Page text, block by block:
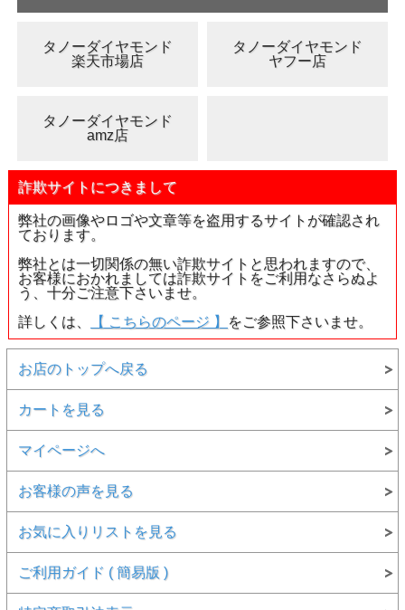
ジュエリー加工を全て見る
2月27日の誕生日石： アメジスト ( 宝石からのメッセ
ージ ： 変身、気ままな愛 )
ージ ： 達成 )
2月の誕生石： アメシスト
和名：紫水晶
● 発送 ： ご注文確定後、即日～3営業日以内に発送しま
す。発送についての詳しい説明を見る
● 品番 ： 42770
● カラット ： 1.12ct
● 寸法 ： 約 8.1 - 6.0 × 3.9 mm
● 付属品 ： 簡易ルースケース、品質証明書
【 重要なお知らせ 】
● こちらの商品は、
説明
● 在庫を実店舗等と共有しております。稀ではございます
が、ご注文のタイミングによりましては、実際には品切れし
ている場合がございます。
あらかじめご了承下さいませ。
● お問い合わせ等はお気軽にご連絡下さい。
タノーダイヤモンド
楽天市場店
タノーダイヤモンド
ヤフー店
タノーダイヤモンド
amz店
詐欺サイトにつきまして
弊社の画像やロゴや文章等を盗用するサイトが確認され
ております。
弊社とは一切関係の無い詐欺サイトと思われますので、
お客様におかれましては詐欺サイトをご利用なさらぬよ
う、十分ご注意下さいませ。
詳しくは、
【 こちらのページ 】 をご参照下さいませ。
お店のトップへ戻る
カートを見る
マイページへ
お客様の声を見る
お気に入りリストを見る
ご利用ガイド ( 簡易版 )